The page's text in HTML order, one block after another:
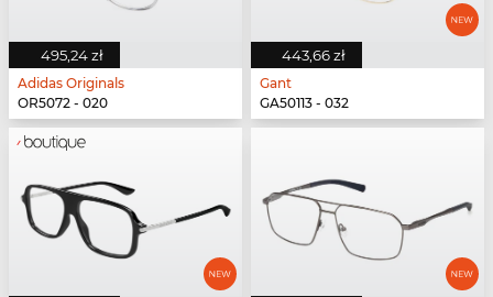
495,24 zł
Adidas Originals
OR5072 - 020
443,66 zł
Gant
GA50113 - 032